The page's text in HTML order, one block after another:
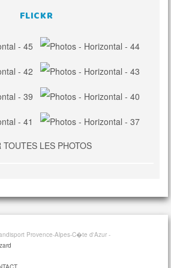
FLICKR
TOUTES LES PHOTOS
Provence-Alpes-C�te d'Azur -